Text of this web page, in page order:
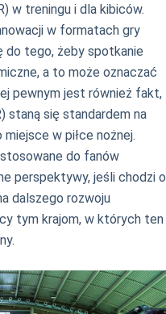
w treningu i dla kibiców.
w formatach gry
do tego, żeby spotkanie
a to może oznaczać
pewnym jest również fakt,
staną się standardem na
w piłce nożnej.
do fanów
perspektywy, jeśli chodzi o
dalszego rozwoju
tym krajom, w których ten